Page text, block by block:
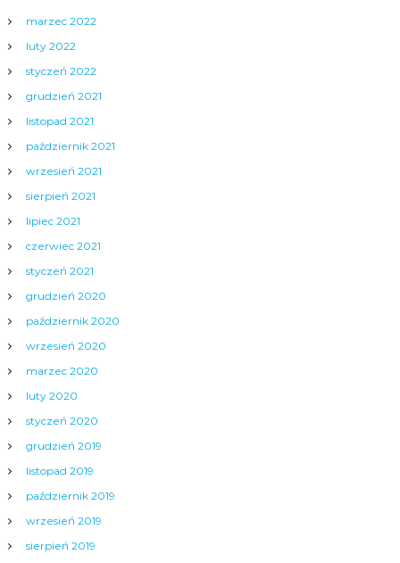
marzec 2022
luty 2022
styczeń 2022
grudzień 2021
listopad 2021
październik 2021
wrzesień 2021
sierpień 2021
lipiec 2021
czerwiec 2021
styczeń 2021
grudzień 2020
październik 2020
wrzesień 2020
marzec 2020
luty 2020
styczeń 2020
grudzień 2019
listopad 2019
październik 2019
wrzesień 2019
sierpień 2019